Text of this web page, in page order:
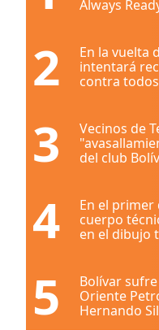
Always
2
En la vuelta
intentará
contra todos
3
Vecinos de
del club
4
En el primer
cuerpo
en el dibujo
5
Bolívar
Oriente
Hernando